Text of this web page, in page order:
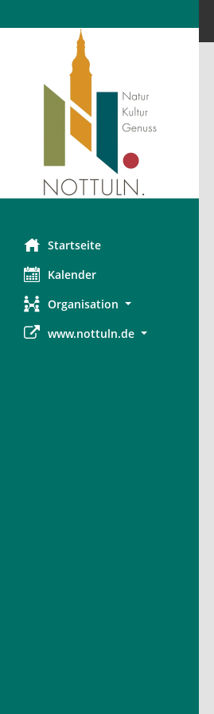
Startseite
Kalender
Organisation
www.nottuln.de